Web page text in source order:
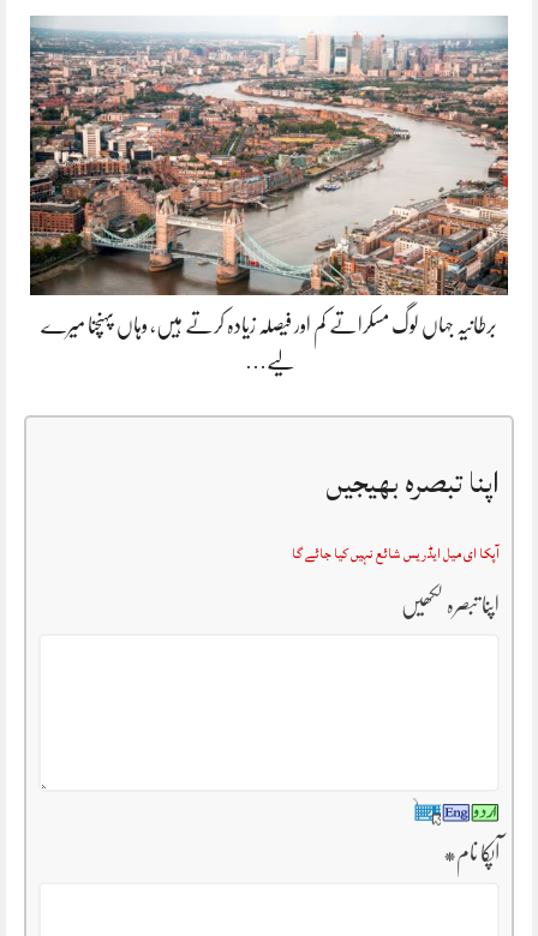
برطانیہ جہاں لوگ مسکراتے کم اور فیصلہ زیادہ کرتے ہیں، وہاں پہنچنا میرے
لیے…
اپنا تبصرہ بھیجیں
آپکا ای میل ایڈریس شائع نہیں کیا جائے گا
اپنا تبصرہ لکھیں
آپکا نام*